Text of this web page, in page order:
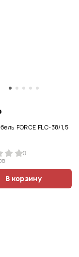
FORCE FLC-38/1,5
0
В корзину